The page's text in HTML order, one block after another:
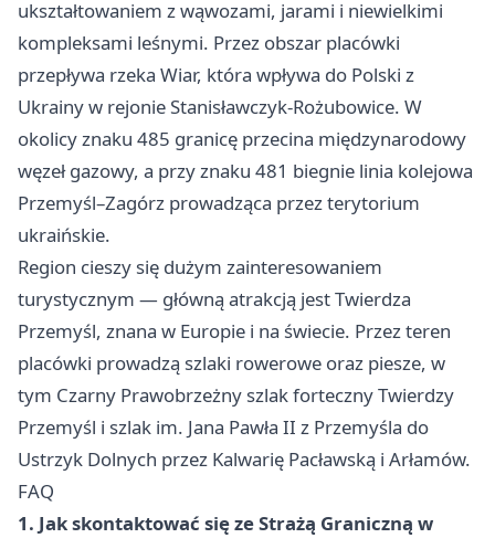
ukształtowaniem z wąwozami, jarami i niewielkimi
kompleksami leśnymi. Przez obszar placówki
przepływa rzeka Wiar, która wpływa do Polski z
Ukrainy w rejonie Stanisławczyk-Rożubowice. W
okolicy znaku 485 granicę przecina międzynarodowy
węzeł gazowy, a przy znaku 481 biegnie linia kolejowa
Przemyśl–Zagórz prowadząca przez terytorium
ukraińskie.
Region cieszy się dużym zainteresowaniem
turystycznym — główną atrakcją jest Twierdza
Przemyśl, znana w Europie i na świecie. Przez teren
placówki prowadzą szlaki rowerowe oraz piesze, w
tym Czarny Prawobrzeżny szlak forteczny Twierdzy
Przemyśl i szlak im. Jana Pawła II z Przemyśla do
Ustrzyk Dolnych przez Kalwarię Pacławską i Arłamów.
FAQ
1. Jak skontaktować się ze Strażą Graniczną w